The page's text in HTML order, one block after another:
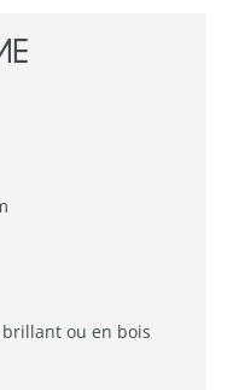
ou en bois